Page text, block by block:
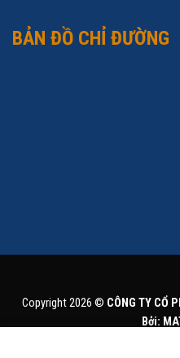
BẢN ĐỒ CHỈ ĐƯỜNG
Copyright 2026 © CÔNG TY CỔ
Bởi: